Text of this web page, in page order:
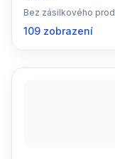
Bez zásilkového
109 zobrazení